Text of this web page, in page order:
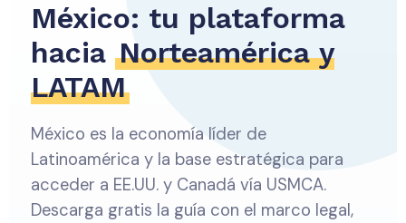
México: tu plataforma
hacia Norteamérica y
LATAM
México es la economía líder de
Latinoamérica y la base estratégica para
acceder a EE.UU. y Canadá vía USMCA.
Descarga gratis la guía con el marco legal,